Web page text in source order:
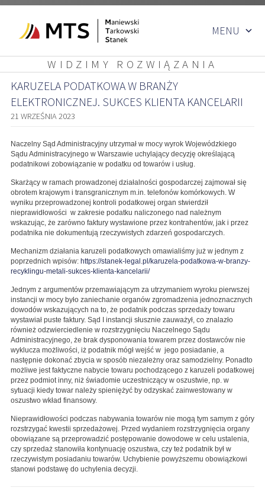
do
MENU
WIDZIMY ROZWIĄZANIA
KARUZELA PODATKOWA W BRANŻY
ELEKTRONICZNEJ. SUKCES KLIENTA KANCELARII
21 WRZEŚNIA 2023
Naczelny Sąd Administracyjny utrzymał w mocy wyrok Wojewódzkiego
Sądu Administracyjnego w Warszawie uchylający decyzję określającą
podatnikowi zobowiązanie w podatku od towarów i usług.
Skarżący w ramach prowadzonej działalności gospodarczej zajmował się
obrotem krajowym i transgranicznym m.in. telefonów komórkowych. W
wyniku przeprowadzonej kontroli podatkowej organ stwierdził
nieprawidłowości w zakresie podatku naliczonego nad należnym
wskazując, że zarówno faktury wystawione przez kontrahentów, jak i przez
podatnika nie dokumentują rzeczywistych zdarzeń gospodarczych.
Mechanizm działania karuzeli podatkowych omawialiśmy już w jednym z
poprzednich wpisów: https://stanek-legal.pl/karuzela-podatkowa-w-branzy-
recyklingu-metali-sukces-klienta-kancelarii/
Jednym z argumentów przemawiającym za utrzymaniem wyroku pierwszej
instancji w mocy było zaniechanie organów zgromadzenia jednoznacznych
dowodów wskazujących na to, że podatnik podczas sprzedaży towaru
wystawiał puste faktury. Sąd I instancji słusznie zauważył, co znalazło
również odzwierciedlenie w rozstrzygnięciu Naczelnego Sądu
Administracyjnego, że brak dysponowania towarem przez dostawców nie
wyklucza możliwości, iż podatnik mógł wejść w jego posiadanie, a
następnie dokonać zbycia w sposób niezależny oraz samodzielny. Ponadto
możliwe jest faktyczne nabycie towaru pochodzącego z karuzeli podatkowej
przez podmiot inny, niż świadomie uczestniczący w oszustwie, np. w
sytuacji kiedy towar należy spieniężyć by odzyskać zainwestowany w
oszustwo wkład finansowy.
Nieprawidłowości podczas nabywania towarów nie mogą tym samym z góry
rozstrzygać kwestii sprzedażowej. Przed wydaniem rozstrzygnięcia organy
obowiązane są przeprowadzić postępowanie dowodowe w celu ustalenia,
czy sprzedaż stanowiła kontynuację oszustwa, czy też podatnik był w
rzeczywistym posiadaniu towarów. Uchybienie powyższemu obowiązkowi
stanowi podstawę do uchylenia decyzji.